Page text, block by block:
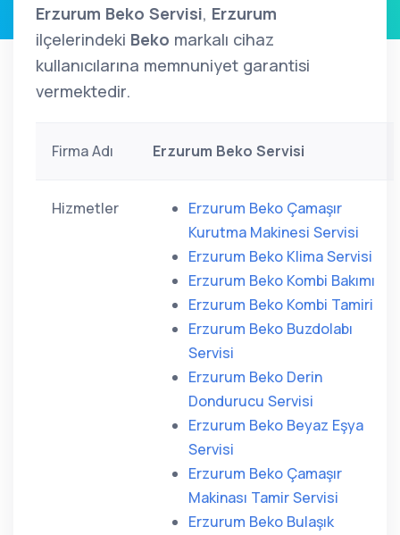
Erzurum Beko Servisi, Erzurum
ilçelerindeki Beko markalı cihaz
kullanıcılarına memnuniyet garantisi
vermektedir.
Firma Adı Erzurum Beko Servisi
Hizmetler
Erzurum Beko Çamaşır
Kurutma Makinesi Servisi
Erzurum Beko Klima Servisi
Erzurum Beko Kombi Bakımı
Erzurum Beko Kombi Tamiri
Erzurum Beko Buzdolabı
Servisi
Erzurum Beko Derin
Dondurucu Servisi
Erzurum Beko Beyaz Eşya
Servisi
Erzurum Beko Çamaşır
Makinası Tamir Servisi
Erzurum Beko Bulaşık